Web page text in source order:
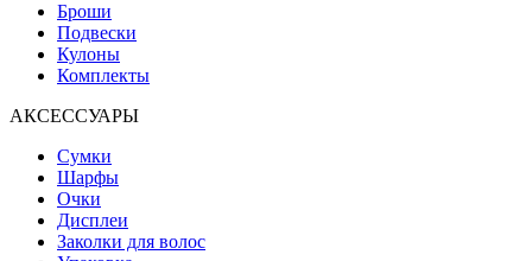
Броши
Подвески
Кулоны
Комплекты
АКСЕССУАРЫ
Сумки
Шарфы
Очки
Дисплеи
Заколки для волос